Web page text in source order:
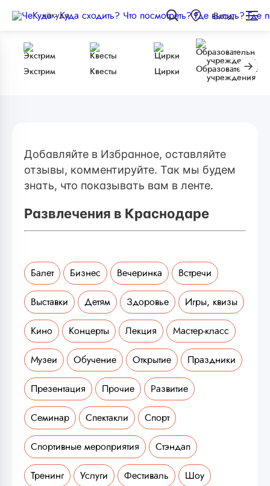
чёкуда Вход
Экстрим Квесты Цирки
Образовательные
учреждения
Добавляйте в Избранное, оставляйте
отзывы, комментируйте. Так мы будем
знать, что показывать вам в ленте.
Развлечения в Краснодаре
Балет Бизнес Вечеринка Встречи
Выставки Детям Здоровье Игры, квизы
Кино Концерты Лекция Мастер-класс
Музеи Обучение Открытие Праздники
Презентация Прочие Развитие
Семинар Спектакли Спорт
Спортивные мероприятия Стэндап
Тренинг Услуги Фестиваль Шоу